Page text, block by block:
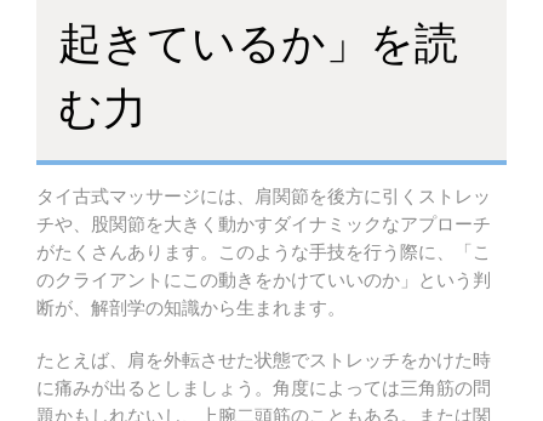
起きているか」を読
む力
タイ古式マッサージには、肩関節を後方に引くストレッ
チや、股関節を大きく動かすダイナミックなアプローチ
がたくさんあります。このような手技を行う際に、「こ
のクライアントにこの動きをかけていいのか」という判
断が、解剖学の知識から生まれます。
たとえば、肩を外転させた状態でストレッチをかけた時
に痛みが出るとしましょう。角度によっては三角筋の問
題かもしれないし、上腕二頭筋のこともある。または関